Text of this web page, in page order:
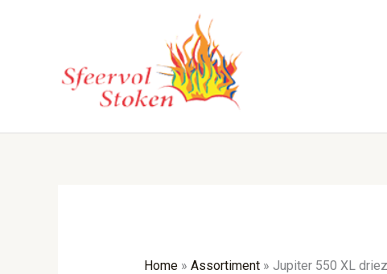
Home» Assortiment» Jupiter 550 XL